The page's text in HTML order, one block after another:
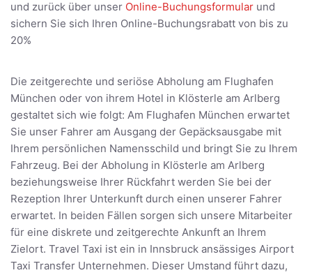
und zurück über unser Online-Buchungsformular und
sichern Sie sich Ihren Online-Buchungsrabatt von bis zu
20%
Die zeitgerechte und seriöse Abholung am Flughafen
München oder von ihrem Hotel in Klösterle am Arlberg
gestaltet sich wie folgt: Am Flughafen München erwartet
Sie unser Fahrer am Ausgang der Gepäcksausgabe mit
Ihrem persönlichen Namensschild und bringt Sie zu Ihrem
Fahrzeug. Bei der Abholung in Klösterle am Arlberg
beziehungsweise Ihrer Rückfahrt werden Sie bei der
Rezeption Ihrer Unterkunft durch einen unserer Fahrer
erwartet. In beiden Fällen sorgen sich unsere Mitarbeiter
für eine diskrete und zeitgerechte Ankunft an Ihrem
Zielort. Travel Taxi ist ein in Innsbruck ansässiges Airport
Taxi Transfer Unternehmen. Dieser Umstand führt dazu,